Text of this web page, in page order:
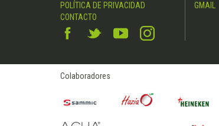
POLÍTICA DE PRIVACIDAD
CONTACTO
GMAIL
Colaboradores